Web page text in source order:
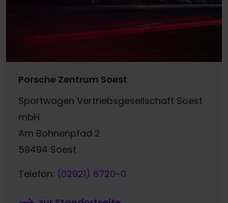
Porsche Zentrum Soest
Sportwagen Vertriebsgesellschaft Soest
mbH
Am Bohnenpfad 2
59494 Soest
Telefon: (02921) 6720-0